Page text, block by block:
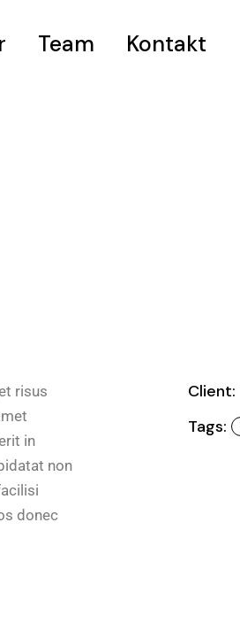
Team Kontakt
risus
in
non
donec
Client:
Tags: